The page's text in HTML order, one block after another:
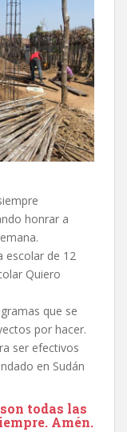
honrar a
escolar de 12
Quiero
que se
por hacer.
ser efectivos
en Sudán
todas las
Amén.